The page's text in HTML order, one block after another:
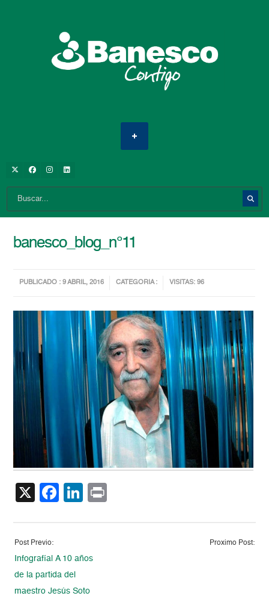
banesco_blog_n°11
PUBLICADO : 9 ABRIL, 2016 CATEGORIA : VISITAS: 96
X Facebook
LinkedIn
Post Previo:
Infografía| A 10 años
de la partida del
maestro Jesús Soto
Proximo Post: